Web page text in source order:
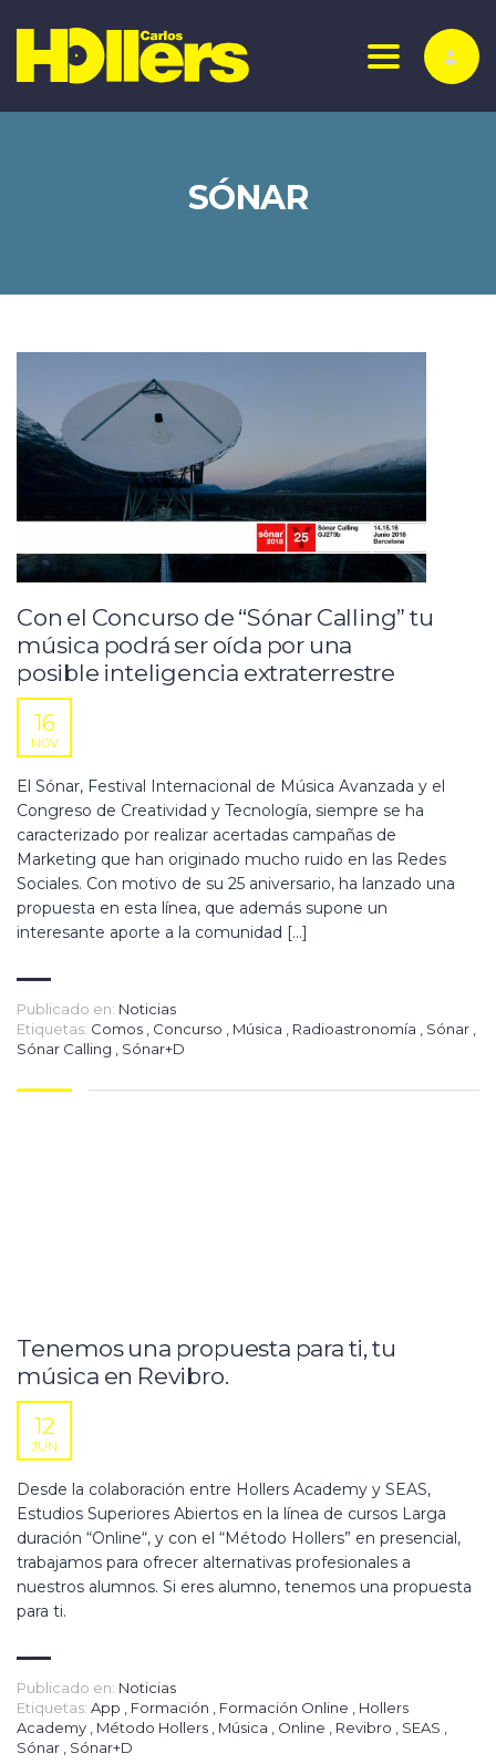
Toggle
SÓNAR
Con el Concurso de “Sónar Calling” tu
música podrá ser oída por una
posible inteligencia extraterrestre
16
NOV
El Sónar, Festival Internacional de Música Avanzada y el
Congreso de Creatividad y Tecnología, siempre se ha
caracterizado por realizar acertadas campañas de
Marketing que han originado mucho ruido en las Redes
Sociales. Con motivo de su 25 aniversario, ha lanzado una
propuesta en esta línea, que además supone un
interesante aporte a la comunidad […]
Publicado en: Noticias
Etiquetas: Comos , Concurso , Música , Radioastronomía , Sónar ,
Sónar Calling , Sónar+D
Tenemos una propuesta para ti, tu
música en Revibro.
12
JUN
Desde la colaboración entre Hollers Academy y SEAS,
Estudios Superiores Abiertos en la línea de cursos Larga
duración “Online“, y con el “Método Hollers” en presencial,
trabajamos para ofrecer alternativas profesionales a
nuestros alumnos. Si eres alumno, tenemos una propuesta
para ti.
Publicado en: Noticias
Etiquetas: App , Formación , Formación Online , Hollers
Academy , Método Hollers , Música , Online , Revibro , SEAS ,
Sónar , Sónar+D